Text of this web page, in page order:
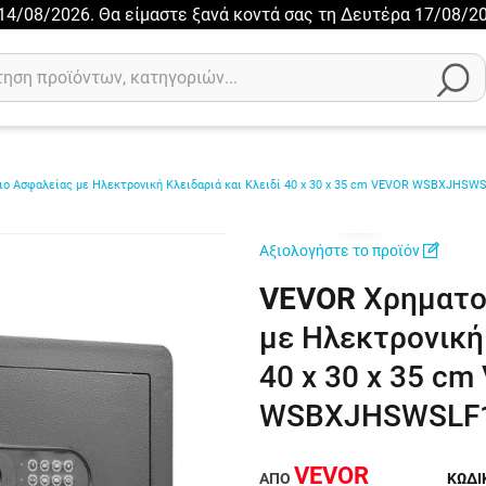
08/2026. Θα είμαστε ξανά κοντά σας τη Δευτέρα 17/08/
Ασφαλείας με Ηλεκτρονική Κλειδαριά και Κλειδί 40 x 30 x 35 cm VEVOR
Αξιολογήσεις
Αξιολογήστε το προϊόν
VEVOR
με Ηλεκτρονική
40 x 30 x 35 cm
ΑΠΌ VEVOR